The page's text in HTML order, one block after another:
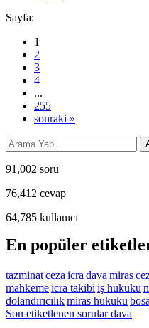
Sayfa:
1
2
3
4
...
255
sonraki »
91,002 soru
76,412 cevap
64,785 kullanıcı
En popüler
tazminatceza icra dava miras
mahkemeicra takibi iş hukuku
dolandırıcılıkmiras hukuku
Son etiketlenen sorular dava